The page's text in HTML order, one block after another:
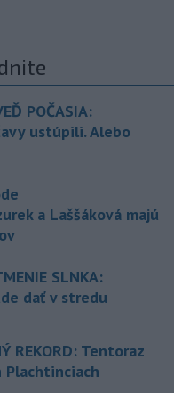
POČASIA:
ustúpili. Alebo
a Laššáková majú
SLNKA:
dať v stredu
REKORD: Tentoraz
Plachtinciach